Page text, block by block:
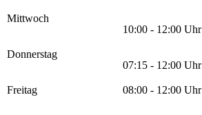
Mittwoch
10:00 - 12:00 Uhr
Donnerstag
07:15 - 12:00 Uhr
Freitag 08:00 - 12:00 Uhr